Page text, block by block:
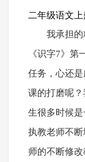
二年级语文
我承担
《识字7》
任务，心还
课的打磨呢
生很多时候是
执教老师不
师的不断修